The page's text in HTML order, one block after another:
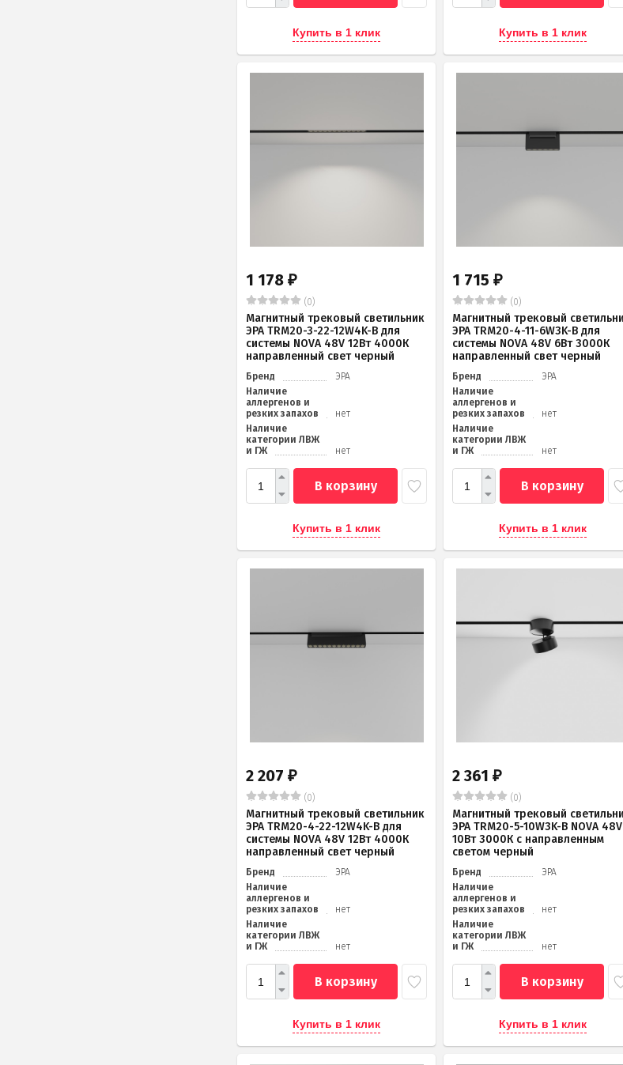
Купить в 1 клик Купить в 1 клик
1 178 ₽
(0)
Магнитный трековый светильник
ЭРА TRM20-3-22-12W4K-B для
системы NOVA 48V 12Вт 4000К
направленный свет черный
Бренд
ЭРА
Наличие
аллергенов и
резких запахов
нет
Наличие
категории ЛВЖ
и ГЖ
нет
В корзину
Купить в 1 клик
1 715 ₽
(0)
Магнитный трековый
ЭРА TRM20-4-11-6W3K-B для
системы NOVA 48V 6Вт 3000К
направленный свет черный
Бренд
ЭРА
Наличие
аллергенов и
резких запахов
нет
Наличие
категории ЛВЖ
и ГЖ
нет
В корзину
Купить в 1 клик
2 207 ₽
(0)
Магнитный трековый светильник
ЭРА TRM20-4-22-12W4K-B для
системы NOVA 48V 12Вт 4000К
направленный свет черный
Бренд
ЭРА
Наличие
аллергенов и
резких запахов
нет
Наличие
категории ЛВЖ
и ГЖ
нет
В корзину
Купить в 1 клик
2 361 ₽
(0)
Магнитный трековый
ЭРА TRM20-5-10W3K-B NOVA 48V
10Вт 3000К с направленным
светом черный
Бренд
ЭРА
Наличие
аллергенов и
резких запахов
нет
Наличие
категории ЛВЖ
и ГЖ
нет
В корзину
Купить в 1 клик